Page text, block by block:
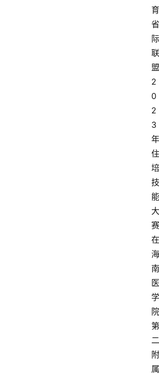
育
省
际
联
盟
2
0
2
3
年
住
培
技
能
大
赛
在
海
南
医
学
院
第
二
附
属